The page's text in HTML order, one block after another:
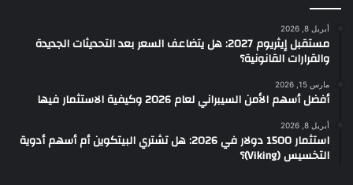
أبريل 8, 2026
مستقبل إيثريوم 2027: هل يتضاعف السعر بعد التحديثات الجديدة
والقرارات القانونية؟
مارس 15, 2026
أفضل أسهم الأمن السيبراني لعام 2026 وكيفية الاستثمار فيها
أبريل 8, 2026
استثمار 1500 دولار في 2026: هل تشتري البيتكوين أم أسهم أدوية
التخسيس (Viking)؟